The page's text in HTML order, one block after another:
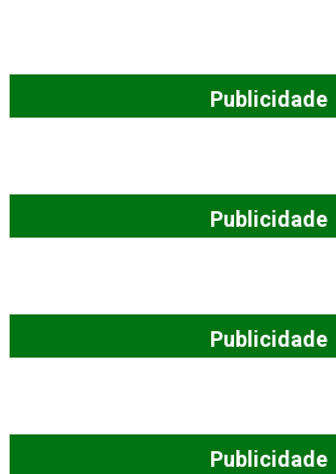
Publicidade
Publicidade
Publicidade
Publicidade